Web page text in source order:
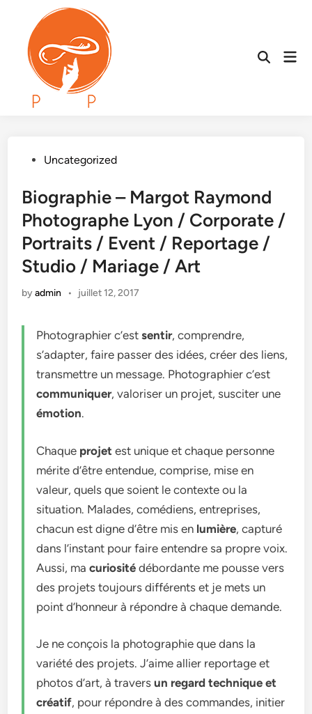
content
Open
PostedUncategorized
Biographie – Margot Raymond
Photographe Lyon / Corporate /
Portraits / Event / Reportage /
Studio / Mariage / Art
byadmin • juillet 12, 2017
Photographier c’estsentir, comprendre,
s’adapter, faire passer des idées, créer des liens,
transmettre un message. Photographier c’est
communiquer, valoriser un projet, susciter une
émotion.
Chaque projet est unique et chaque personne
mérite d’être entendue, comprise, mise en
valeur, quels que soient le contexte ou la
situation. Malades, comédiens, entreprises,
chacun est digne d’être mis en lumière, capturé
dans l’instant pour faire entendre sa propre voix.
Aussi, macuriosité débordante me pousse vers
des projets toujours différents et je mets un
point d’honneur à répondre à chaque demande.
Je ne conçois la photographie que dans la
variété des projets. J’aime allier reportage et
photos d’art, à traversun regard technique et
créatif, pour répondre à des commandes, initier